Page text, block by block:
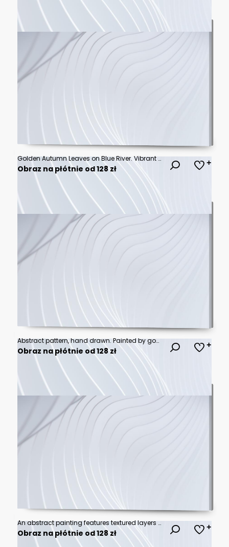
Golden Autumn Leaves on Blue River. Vibrant Fall Landscape Oil Painting with Trees and Water Reflection, Impressionist Nature Artwork for Wall Art and Home Decor
Obraz na płótnie od 128 zł
Abstract pattern, hand drawn. Painted by gouache. Oil effect.
Obraz na płótnie od 128 zł
An abstract painting features textured layers of muted green and beige tones, creating a sense of depth and subtle complexity.
Obraz na płótnie od 128 zł